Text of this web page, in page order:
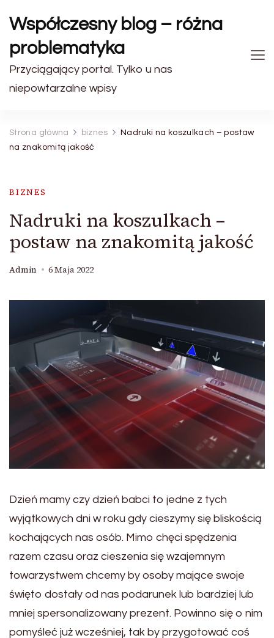
Współczesny blog – różna
problematyka
Przyciągający portal. Tylko u nas
niepowtarzalne wpisy
Strona główna biznes
Nadruki na koszulkach – postaw
na znakomitą jakość
BIZNES
Nadruki na koszulkach –
postaw na znakomitą jakość
Admin 6 Maja 2022
Dzień mamy czy dzień babci to jedne z tych
wyjątkowych dni w roku gdy cieszymy się bliskością
kochających nas osób. Mimo chęci spędzenia
razem czasu oraz cieszenia się wzajemnym
towarzystwem chcemy by osoby mające swoje
święto dostały od nas podarunek lub bardziej lub
mniej spersonalizowany prezent. Powinno się o nim
pomyśleć już wcześniej, tak by przygotować coś